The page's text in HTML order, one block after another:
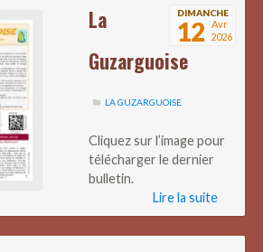
DIMANCHE
12
Avr
2026
La
Guzarguoise
LA GUZARGUOISE
Cliquez sur l’image pour
télécharger le dernier
bulletin.
Lire la suite